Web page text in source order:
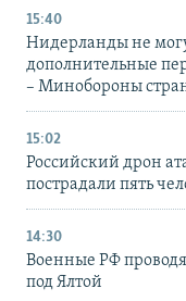
15:40
Нидерланды не
дополнительные
– Минобороны
15:02
Российский дрон
пострадали пять
14:30
Военные РФ
под Ялтой